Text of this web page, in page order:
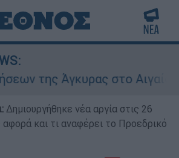
της Άγκυρας στο Αιγαίο:
Δημιουργήθηκε νέα αργία στις 26
και τι αναφέρει το Προεδρικό